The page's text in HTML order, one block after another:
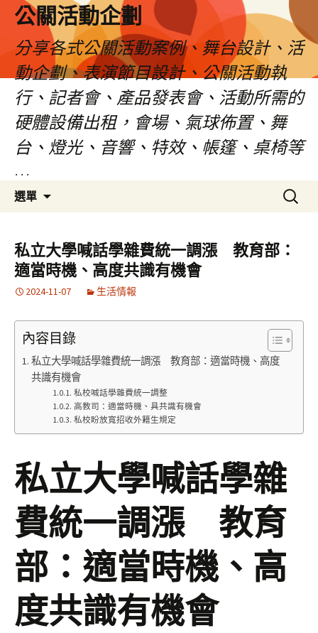
公關活動企劃
分享各式公關活動案例、舞台設計、活
動企劃、表演節目設計、公關活動執
行、記者會、產品發表會、活動所需的
硬體設備出租，會場、氣球佈置、舞
台、燈光、音響、特效、帳篷、桌椅等
…
選單
要
內
容
搜
尋
鍵
字:
私立大學喊話學雜費統一調漲 教育部：
適當時機、高度共識有機會
2024-11-07 生活情報
內容目錄
私立大學喊話學雜費統一調漲 教育部：適當時機、高度
共識有機會
私校喊話學雜費統一調整
高教司：適當時機、具共識有機會
私校盼放寬招收外籍生規定
私立大學喊話學雜
費統一調漲 教育
部：適當時機、高
度共識有機會